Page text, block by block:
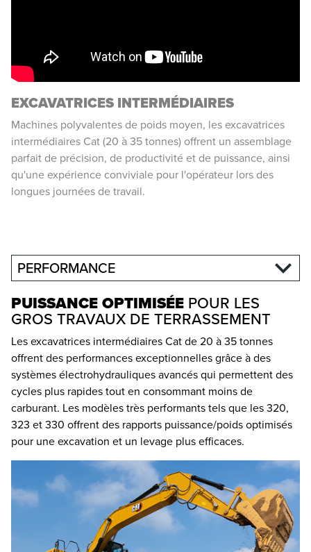
EXCAVATRICES INTERMÉDIAIRES
Machines polyvalentes de poids moyen, les excavatrices
intermédiaires Cat (20 à 35 tonnes) offrent un assemblage
parfait de précision, de productivité et de puissance, ainsi
qu'une expérience conviviale pour l'opérateur lors des
longues journées de travail.
PERFORMANCE
PUISSANCE OPTIMISÉE POUR LES
GROS TRAVAUX DE TERRASSEMENT
Les excavatrices intermédiaires Cat de 20 à 35 tonnes
offrent des performances exceptionnelles grâce à des
systèmes électrohydrauliques avancés qui permettent des
cycles plus rapides tout en consommant moins de
carburant. Les modèles très performants tels que les 320,
323 et 330 offrent des rapports puissance/poids optimisés
pour une excavation et un levage plus efficaces.